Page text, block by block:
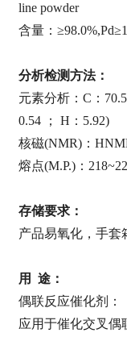
line powder
含量： ≥98.0%,Pd≥
分析检测方法：
元素分析： C ：
0.54
； H ： 5.92)
核磁(NMR)：
熔点(M.P.)：
存储要求：
产品易氧化，手套
用
途：
偶联反应催化剂：
应用于催化交叉偶